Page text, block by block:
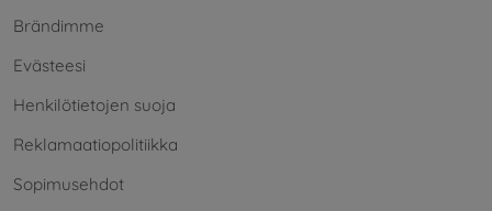
Brändimme
Evästeesi
Henkilötietojen suoja
Reklamaatiopolitiikka
Sopimusehdot